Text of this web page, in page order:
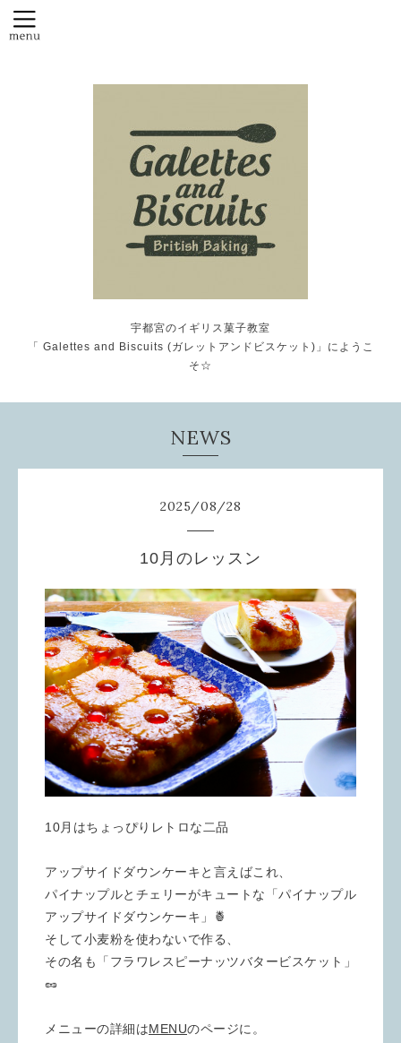
宇都宮のイギリス菓子教室
「 Galettes and Biscuits (ガレットアンドビスケット)」にようこ
そ☆
NEWS
2025/08/28
10月のレッスン
10 月はちょっぴりレトロな二品
アップサイドダウンケーキと言えばこれ、
パイナップルとチェリーがキュートな「パイナップル
アップサイドダウンケーキ」🍍
そして小麦粉を使わないで作る、
その名も「フラワレスピーナッツバタービスケット」
🥜
メニューの詳細はMENUのページに。